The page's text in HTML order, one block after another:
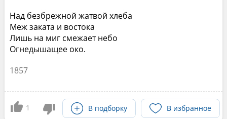
Над безбрежной жатвой хлеба
Меж заката и востока
Лишь на миг смежает небо
Огнедышащее око.
1857
1 В подборку В избранное